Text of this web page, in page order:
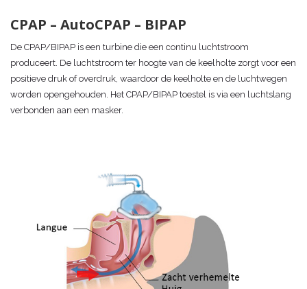
CPAP – AutoCPAP – BIPAP
De CPAP/BIPAP is een turbine die een continu luchtstroom
produceert. De luchtstroom ter hoogte van de keelholte zorgt voor een
positieve druk of overdruk, waardoor de keelholte en de luchtwegen
worden opengehouden. Het CPAP/BIPAP toestel is via een luchtslang
verbonden aan een masker.